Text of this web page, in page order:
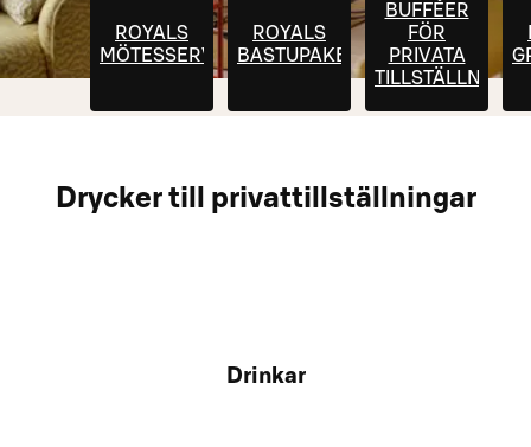
ROYALS
MÖTESSERVERING
ROYALS
BASTUPAKET
BUFFÉER
FÖR
PRIVATA
Drycker till privattillställningar
Drinkar